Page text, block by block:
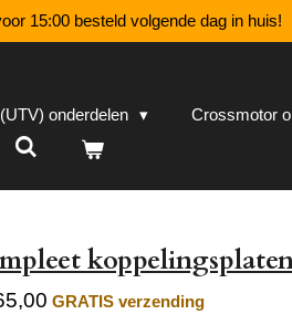
15:00 besteld volgende dag in huis!
onderdelen Crossmotor
GRATIS verzending